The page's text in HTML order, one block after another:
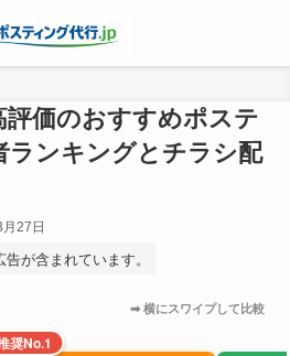
評価のおすすめポステ
ランキングとチラシ配
27日
が含まれています。
奨No.1